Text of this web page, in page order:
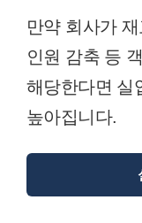
만약 회사가
인원 감축 등
해당한다면 실
높아집니다.